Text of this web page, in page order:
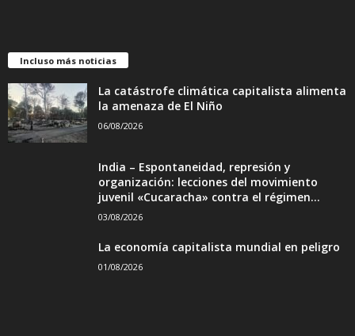
Incluso más noticias
La catástrofe climática capitalista alimenta
la amenaza de El Niño
06/08/2026
India – Espontaneidad, represión y
organización: lecciones del movimiento
juvenil «Cucaracha» contra el régimen...
03/08/2026
La economía capitalista mundial en peligro
01/08/2026